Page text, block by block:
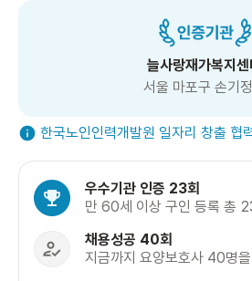
늘사랑재가복지센
서울 마포구 손기
한국노인인력개발원 일자리 창출 협
우수기관 인증 23회
만 60세 이상 구인 등록 총
채용성공 40회
지금까지 요양보호사 40명